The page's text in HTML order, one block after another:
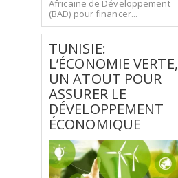
Africaine de Développement
(BAD) pour financer...
TUNISIE:
L’ÉCONOMIE VERTE,
UN ATOUT POUR
ASSURER LE
DÉVELOPPEMENT
ÉCONOMIQUE